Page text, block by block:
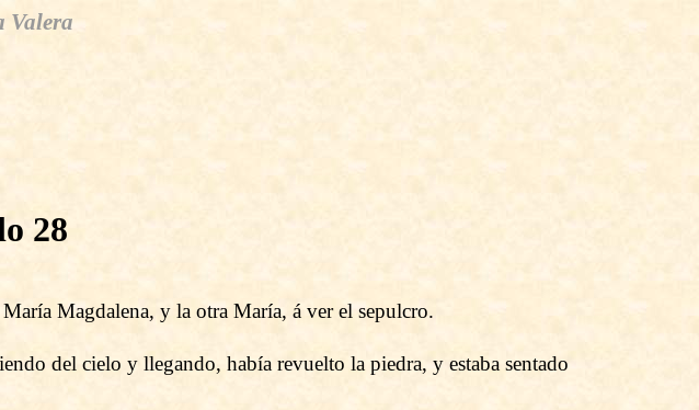
Valera
28
Magdalena, y la otra María, á ver el sepulcro.
del cielo y llegando, había revuelto la piedra, y estaba sentado